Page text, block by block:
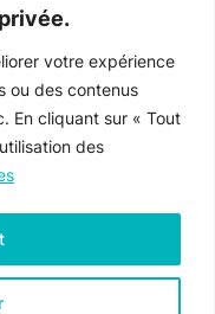
votre expérience
ou des contenus
En cliquant sur « Tout
des